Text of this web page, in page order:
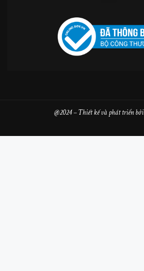
@2024 – Thiết kế và phát triển bởi